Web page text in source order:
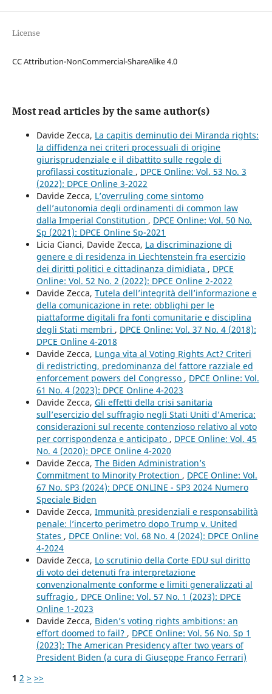
License
CC Attribution-NonCommercial-ShareAlike 4.0
Most read articles by the same author(s)
Davide Zecca, La capitis deminutio dei Miranda rights:
la diffidenza nei criteri processuali di origine
giurisprudenziale e il dibattito sulle regole di
profilassi costituzionale , DPCE Online: Vol. 53 No. 3
(2022): DPCE Online 3-2022
Davide Zecca, L’overruling come sintomo
dell’autonomia degli ordinamenti di common law
dalla Imperial Constitution , DPCE Online: Vol. 50 No.
Sp (2021): DPCE Online Sp-2021
Licia Cianci, Davide Zecca, La discriminazione di
genere e di residenza in Liechtenstein fra esercizio
dei diritti politici e cittadinanza dimidiata , DPCE
Online: Vol. 52 No. 2 (2022): DPCE Online 2-2022
Davide Zecca, Tutela dell’integrità dell’informazione e
della comunicazione in rete: obblighi per le
piattaforme digitali fra fonti comunitarie e disciplina
degli Stati membri , DPCE Online: Vol. 37 No. 4 (2018):
DPCE Online 4-2018
Davide Zecca, Lunga vita al Voting Rights Act? Criteri
di redistricting, predominanza del fattore razziale ed
enforcement powers del Congresso , DPCE Online: Vol.
61 No. 4 (2023): DPCE Online 4-2023
Davide Zecca, Gli effetti della crisi sanitaria
sull’esercizio del suffragio negli Stati Uniti d’America:
considerazioni sul recente contenzioso relativo al voto
per corrispondenza e anticipato , DPCE Online: Vol. 45
No. 4 (2020): DPCE Online 4-2020
Davide Zecca, The Biden Administration’s
Commitment to Minority Protection , DPCE Online: Vol.
67 No. SP3 (2024): DPCE ONLINE - SP3 2024 Numero
Speciale Biden
Davide Zecca, Immunità presidenziali e responsabilità
penale: l’incerto perimetro dopo Trump v. United
States , DPCE Online: Vol. 68 No. 4 (2024): DPCE Online
4-2024
Davide Zecca, Lo scrutinio della Corte EDU sul diritto
di voto dei detenuti fra interpretazione
convenzionalmente conforme e limiti generalizzati al
suffragio , DPCE Online: Vol. 57 No. 1 (2023): DPCE
Online 1-2023
Davide Zecca, Biden’s voting rights ambitions: an
effort doomed to fail? , DPCE Online: Vol. 56 No. Sp 1
(2023): The American Presidency after two years of
President Biden (a cura di Giuseppe Franco Ferrari)
1 2 > >>